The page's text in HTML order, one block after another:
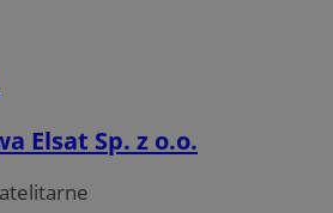
Elsat Sp. z o.o.